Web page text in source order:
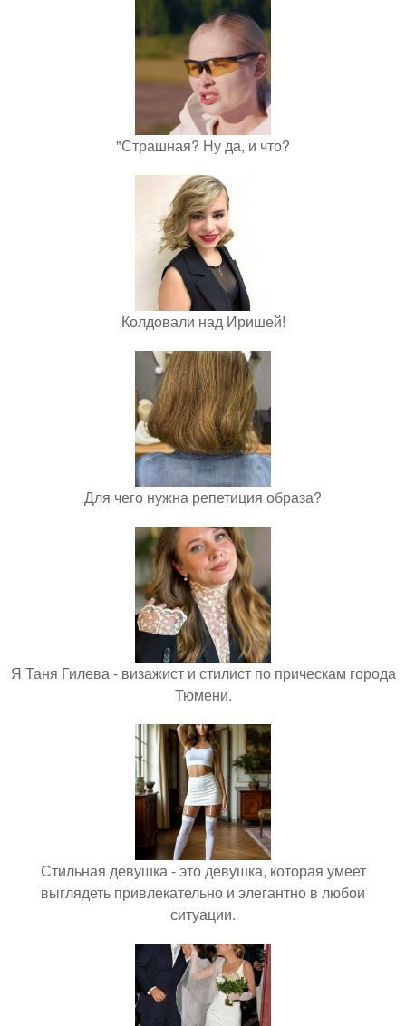
"Страшная? Ну да, и что?
Колдовали над Иришей!
Для чего нужна репетиция образа?
Я Таня Гилева - визажист и стилист по прическам города
Тюмени.
Стильная девушка - это девушка, которая умеет
выглядеть привлекательно и элегантно в любои
ситуации.